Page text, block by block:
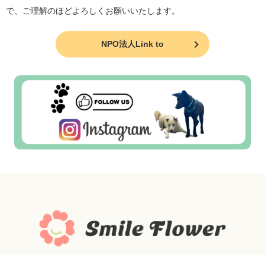
で、ご理解のほどよろしくお願いいたします。
NPO法人Link to